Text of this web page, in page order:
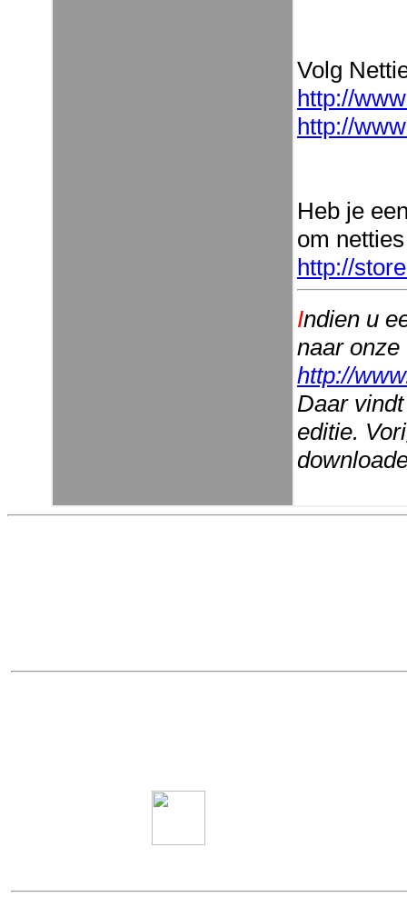
Volg
http://
http://
Heb je
om
http://
Indien u
naar
http://
Daar
editie.